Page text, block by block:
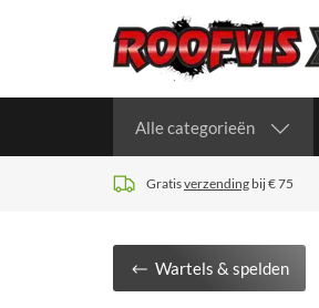
Alle categorieën
Gratisverzending bij € 75
Wartels & spelden